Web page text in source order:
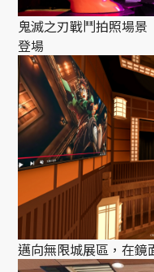
鬼滅之刃戰鬥拍照場景
登場
邁向無限城展區，在鏡